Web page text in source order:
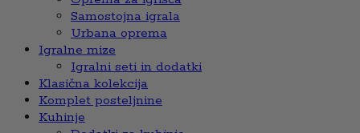
Samostojna igrala
Urbana oprema
Igralne mize
Igralni seti in dodatki
Klasična kolekcija
Komplet posteljnine
Kuhinje